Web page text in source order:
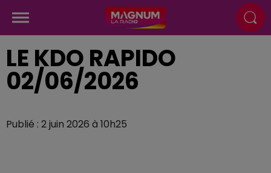
LE KDO RAPIDO
02/06/2026
Publié : 2 juin 2026 à 10h25